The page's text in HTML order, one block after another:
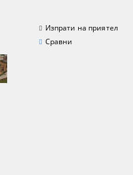
Изпрати на приятел
Сравни